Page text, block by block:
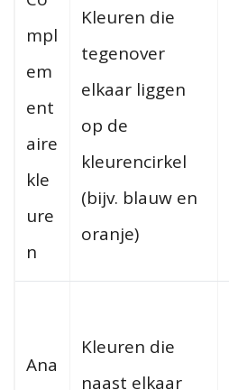
mpl
em
ent
aire
kle
ure
n
Kleuren die
tegenover
elkaar liggen
op de
kleurencirkel
(bijv. blauw en
oranje)
Ana
Kleuren die
naast elkaar